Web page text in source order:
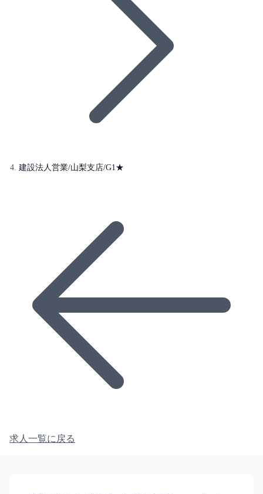
建設法人営業/山梨支店/G1★
求人一覧に戻る